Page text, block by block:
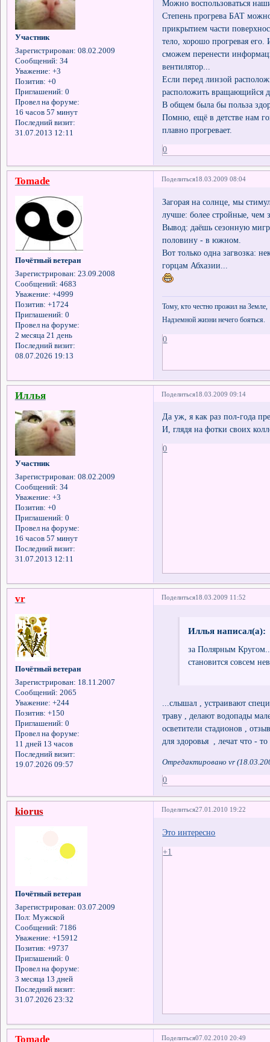
Участник
Зарегистрирован: 08.02.2009
Сообщений: 34
Уважение: +3
Позитив: +0
Приглашений: 0
Провел на форуме:
16 часов 57 минут
Последний визит:
31.07.2013 12:11
Можно воспользоваться
Степень прогрева БАТ
прикрытием части
тело, хорошо прогревая
сможем перенести
вентилятор...
Если перед линзой
расположить вращающийся
В общем была бы польза
Помню, ещё в детстве нам
плавно прогревает.
0
Поделиться18.03.2009 08:04
Tomade
Почётный ветеран
Зарегистрирован: 23.09.2008
Сообщений: 4683
Уважение: +4999
Позитив: +1724
Приглашений: 0
Провел на форуме:
2 месяца 21 день
Последний визит:
08.07.2026 19:13
Загорая на солнце, мы
лучше: более стройные, чем
Вывод: даёшь сезонную
половину - в южном.
Вот только одна загвозка:
горцам Абхазии...
Тому, кто честно прожил на Земле,
Надземной жизни нечего бояться.
0
Поделиться18.03.2009 09:14
Иллья
Участник
Зарегистрирован: 08.02.2009
Сообщений: 34
Уважение: +3
Позитив: +0
Приглашений: 0
Провел на форуме:
16 часов 57 минут
Последний визит:
31.07.2013 12:11
Да уж, я как раз пол-года
И, глядя на фотки своих
0
Поделиться18.03.2009 11:52
vr
Почётный ветеран
Зарегистрирован: 18.11.2007
Сообщений: 2065
Уважение: +244
Позитив: +150
Приглашений: 0
Провел на форуме:
11 дней 13 часов
Последний визит:
19.07.2026 09:57
Иллья написал(а):
за Полярным
становится совсем
...слышал , устраивают
траву , делают водопады
осветители стадионов ,
для здоровья , лечат что -
Отредактировано vr
0
Поделиться27.01.2010 19:22
kiorus
Почётный ветеран
Зарегистрирован: 03.07.2009
Пол: Мужской
Сообщений: 7186
Уважение: +15912
Позитив: +9737
Приглашений: 0
Провел на форуме:
3 месяца 13 дней
Последний визит:
31.07.2026 23:32
Это интересно
+1
Поделиться07.02.2010 20:49
Tomade